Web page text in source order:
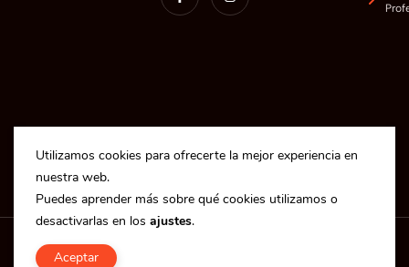
Copyright © 2025 Industrias Gabar S.L.
Utilizamos cookies para ofrecerte la mejor experiencia en
nuestra web.
Puedes aprender más sobre qué cookies utilizamos o
desactivarlas en los ajustes.
Aceptar